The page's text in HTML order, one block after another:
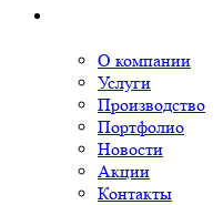
О компании
Услуги
Производство
Портфолио
Новости
Акции
Контакты